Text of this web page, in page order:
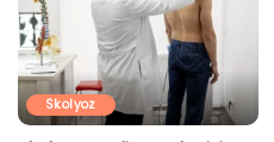
Skolyoz